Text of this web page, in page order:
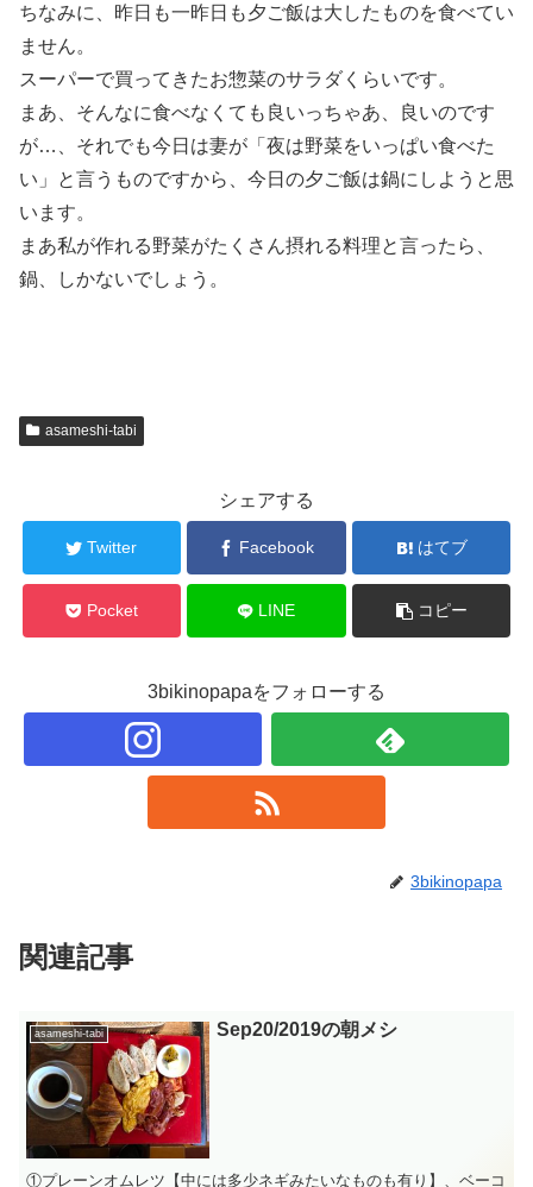
ちなみに、昨日も一昨日も夕ご飯は大したものを食べてい
ません。
スーパーで買ってきたお惣菜のサラダくらいです。
まあ、そんなに食べなくても良いっちゃあ、良いのです
が…、それでも今日は妻が「夜は野菜をいっぱい食べた
い」と言うものですから、今日の夕ご飯は鍋にしようと思
います。
まあ私が作れる野菜がたくさん摂れる料理と言ったら、
鍋、しかないでしょう。
asameshi-tabi
シェアする
Twitter Facebook はてブ
Pocket LINE コピー
3bikinopapaをフォローする
3bikinopapa
関連記事
asameshi-tabi Sep20/2019の朝メシ
①プレーンオムレツ【中には多少ネギみたいなものも有り】、ベーコ